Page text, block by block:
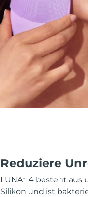
Reduziere
LUNATM
4 besteht aus
Silikon und ist